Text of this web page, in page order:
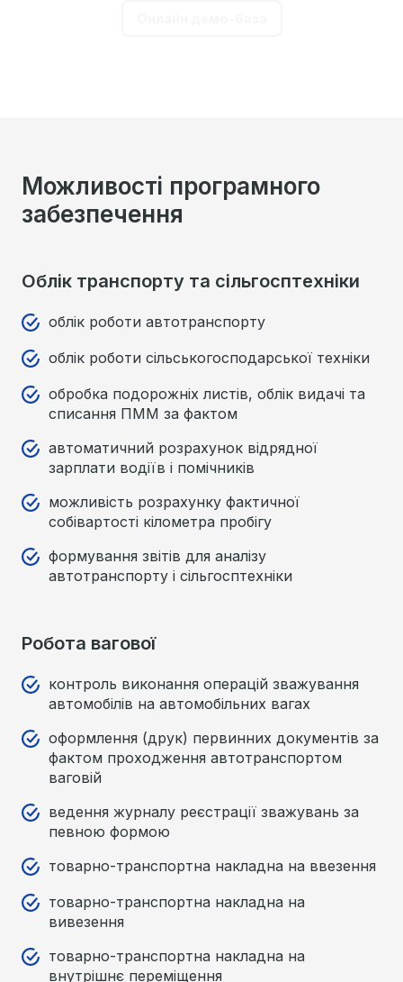
Можливості програмного
забезпечення
Облік транспорту та сільгосптехніки
облік роботи автотранспорту
облік роботи сільськогосподарської техніки
обробка подорожніх листів, облік видачі та
списання ПММ за фактом
автоматичний розрахунок відрядної
зарплати водіїв і помічників
можливість розрахунку фактичної
собівартості кілометра пробігу
формування звітів для аналізу
автотранспорту і сільгосптехніки
Робота вагової
контроль виконання операцій зважування
автомобілів на автомобільних вагах
оформлення (друк) первинних документів за
фактом проходження автотранспортом
ваговій
ведення журналу реєстрації зважувань за
певною формою
товарно-транспортна накладна на ввезення
товарно-транспортна накладна на
вивезення
товарно-транспортна накладна на
внутрішнє переміщення